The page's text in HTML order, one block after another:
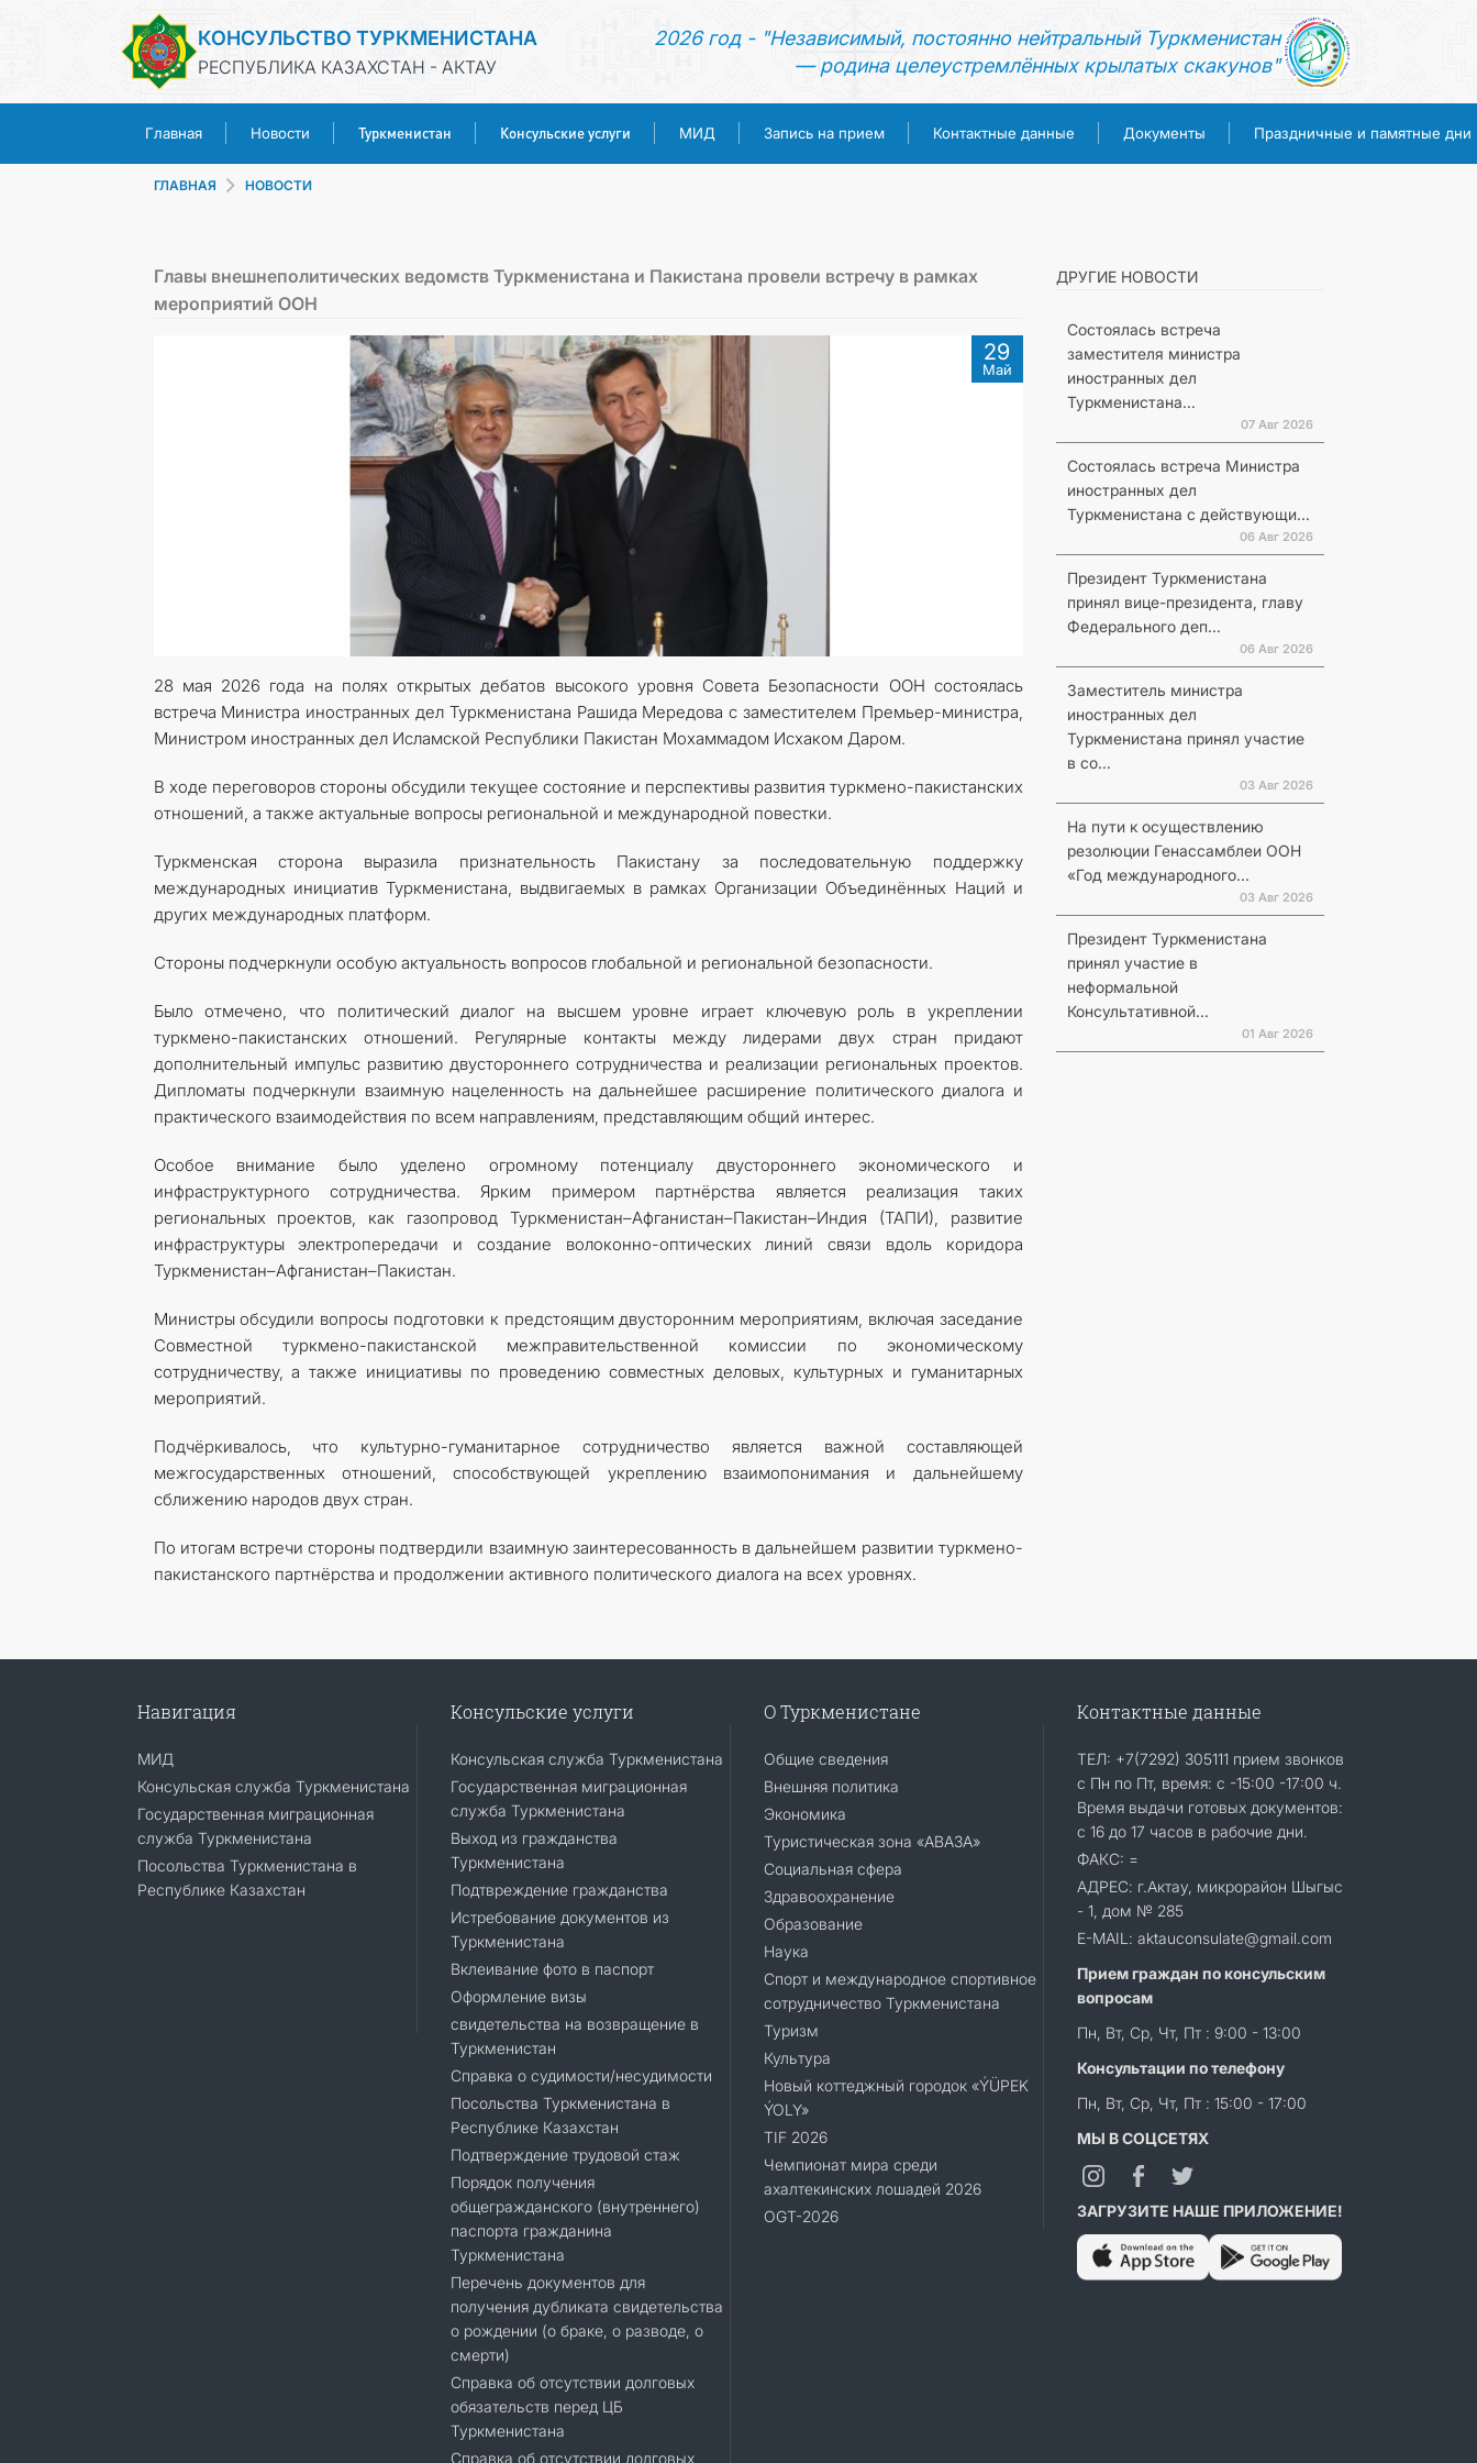
КОНСУЛЬСТВО ТУРКМЕНИСТАНА
РЕСПУБЛИКА КАЗАХСТАН - АКТАУ
2026 год - "Независимый, постоянно нейтральный Туркменистан
— родина целеустремлённых крылатых скакунов"
Главная Новости Туркменистан Консульские услуги МИД Запись на прием Контактные данные Документы Праздничные и памятные дни
КОНСУЛЬСКИЕ УСЛУГИ
МИД
ЗАПИСЬ НА ПРИЕМ
КОНТАКТНЫЕ ДАННЫЕ
ДОКУМЕНТЫ
ГЛАВНАЯ НОВОСТИ
Главы внешнеполитических ведомств Туркменистана и Пакистана провели встречу в рамках
мероприятий ООН
29
Май
28 мая 2026 года на полях открытых дебатов высокого уровня Совета Безопасности ООН состоялась
встреча Министра иностранных дел Туркменистана Рашида Мередова с заместителем Премьер-министра,
Министром иностранных дел Исламской Республики Пакистан Мохаммадом Исхаком Даром.
В ходе переговоров стороны обсудили текущее состояние и перспективы развития туркмено-пакистанских
отношений, а также актуальные вопросы региональной и международной повестки.
Туркменская сторона выразила признательность Пакистану за последовательную поддержку
международных инициатив Туркменистана, выдвигаемых в рамках Организации Объединённых Наций и
других международных платформ.
Стороны подчеркнули особую актуальность вопросов глобальной и региональной безопасности.
Было отмечено, что политический диалог на высшем уровне играет ключевую роль в укреплении
туркмено-пакистанских отношений. Регулярные контакты между лидерами двух стран придают
дополнительный импульс развитию двустороннего сотрудничества и реализации региональных проектов.
Дипломаты подчеркнули взаимную нацеленность на дальнейшее расширение политического диалога и
практического взаимодействия по всем направлениям, представляющим общий интерес.
Особое внимание было уделено огромному потенциалу двустороннего экономического и
инфраструктурного сотрудничества. Ярким примером партнёрства является реализация таких
региональных проектов, как газопровод Туркменистан–Афганистан–Пакистан–Индия (ТАПИ), развитие
инфраструктуры электропередачи и создание волоконно-оптических линий связи вдоль коридора
Туркменистан–Афганистан–Пакистан.
Министры обсудили вопросы подготовки к предстоящим двусторонним мероприятиям, включая заседание
Совместной туркмено-пакистанской межправительственной комиссии по экономическому
сотрудничеству, а также инициативы по проведению совместных деловых, культурных и гуманитарных
мероприятий.
Подчёркивалось, что культурно-гуманитарное сотрудничество является важной составляющей
межгосударственных отношений, способствующей укреплению взаимопонимания и дальнейшему
сближению народов двух стран.
По итогам встречи стороны подтвердили взаимную заинтересованность в дальнейшем развитии туркмено-
пакистанского партнёрства и продолжении активного политического диалога на всех уровнях.
ДРУГИЕ НОВОСТИ
Состоялась встреча
заместителя министра
иностранных дел
Туркменистана...
07 Авг 2026
Состоялась встреча Министра
иностранных дел
Туркменистана с действующи...
06 Авг 2026
Президент Туркменистана
принял вице-президента, главу
Федерального деп...
06 Авг 2026
Заместитель министра
иностранных дел
Туркменистана принял участие
в со...
03 Авг 2026
На пути к осуществлению
резолюции Генассамблеи ООН
«Год международного...
03 Авг 2026
Президент Туркменистана
принял участие в
неформальной
Консультативной...
01 Авг 2026
Навигация
МИД
Консульская служба Туркменистана
Государственная миграционная
служба Туркменистана
Посольства Туркменистана в
Республике Казахстан
Консульские услуги
Консульская служба Туркменистана
Государственная миграционная
служба Туркменистана
Выход из гражданства
Туркменистана
Подтвреждение гражданства
Истребование документов из
Туркменистана
Вклеивание фото в паспорт
Оформление визы
свидетельства на возвращение в
Туркменистан
Справка о судимости/несудимости
Посольства Туркменистана в
Республике Казахстан
Подтверждение трудовой стаж
Порядок получения
общегражданского (внутреннего)
паспорта гражданина
Туркменистана
Перечень документов для
получения дубликата свидетельства
о рождении (о браке, о разводе, о
смерти)
Справка об отсутствии долговых
обязательств перед ЦБ
Туркменистана
Справка об отсутствии долговых
О Туркменистане
Общие сведения
Внешняя политика
Экономика
Туристическая зона «АВАЗА»
Социальная сфера
Здравоохранение
Образование
Наука
Спорт и международное спортивное
сотрудничество Туркменистана
Туризм
Культура
Новый коттеджный городок «ÝÜPEK
ÝOLY»
TIF 2026
Чемпионат мира среди
ахалтекинских лошадей 2026
OGT-2026
Контактные данные
ТЕЛ: +7(7292) 305111 прием звонков
с Пн по Пт, время: с -15:00 -17:00 ч.
Время выдачи готовых документов:
с 16 до 17 часов в рабочие дни.
ФАКС: =
АДРЕС: г.Актау, микрорайон Шыгыс
- 1, дом № 285
E-MAIL: aktauconsulate@gmail.com
Прием граждан по консульским
вопросам
Пн, Вт, Ср, Чт, Пт : 9:00 - 13:00
Консультации по телефону
Пн, Вт, Ср, Чт, Пт : 15:00 - 17:00
МЫ В СОЦСЕТЯХ
ЗАГРУЗИТЕ НАШЕ ПРИЛОЖЕНИЕ!